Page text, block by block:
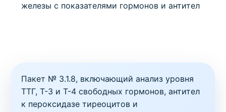
железы с показателями гормонов и антител
Пакет № 3.1.8, включающий анализ уровня
ТТГ, Т-3 и Т-4 свободных гормонов, антител
к пероксидазе тиреоцитов и